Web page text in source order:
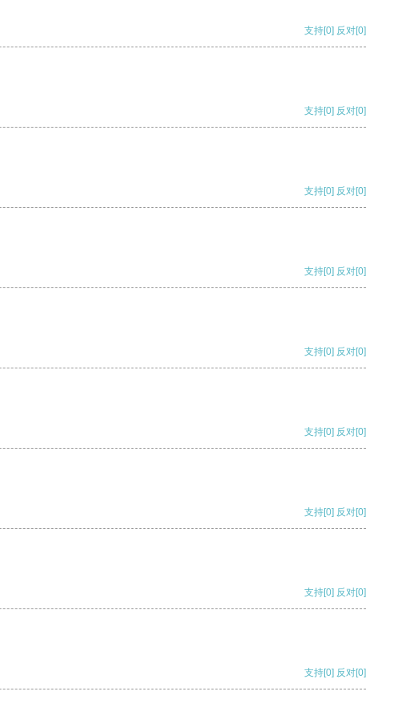
支持[0] 反对[0]
支持[0] 反对[0]
支持[0] 反对[0]
支持[0] 反对[0]
支持[0] 反对[0]
支持[0] 反对[0]
支持[0] 反对[0]
支持[0] 反对[0]
支持[0] 反对[0]